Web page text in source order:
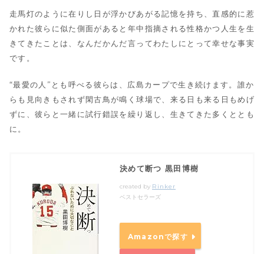
走馬灯のように在りし日が浮かびあがる記憶を持ち、直感的に惹
かれた彼らに似た側面があると年中指摘される性格かつ人生を生
きてきたことは、なんだかんだ言ってわたしにとって幸せな事実
です。
“最愛の人”とも呼べる彼らは、広島カープで生き続けます。誰か
らも見向きもされず閑古鳥が鳴く球場で、来る日も来る日もめげ
ずに、彼らと一緒に試行錯誤を繰り返し、生きてきた多くととも
に。
決めて断つ 黒田博樹
created by Rinker
ベストセラーズ
Amazonで探す